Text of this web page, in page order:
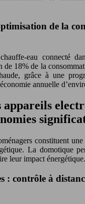
de la
eau connecté
de 18% de la
grâce à une
annuelle
appareils
constituent
La domotique
leur impact énergétique.
: contrôle à